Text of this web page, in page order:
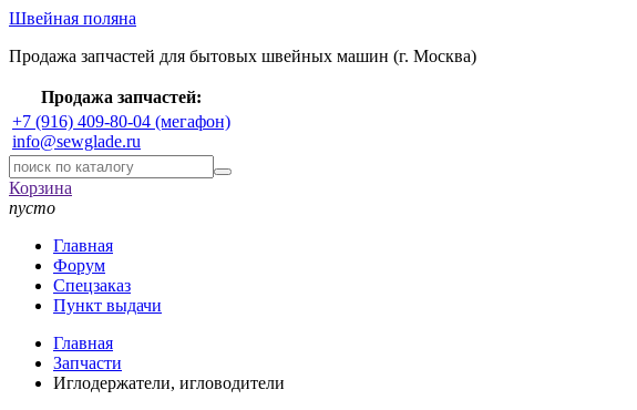
Швейная поляна
Продажа запчастей для бытовых швейных машин (г. Москва)
Продажа запчастей:
+7 (916) 409-80-04 (мегафон)
info@sewglade.ru
Корзина
пусто
Главная
Форум
Спецзаказ
Пункт выдачи
Главная
Запчасти
Иглодержатели, игловодители